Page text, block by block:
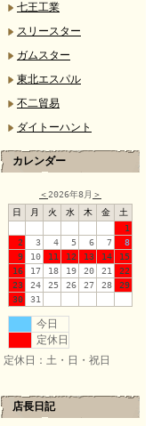
七王工業
スリースター
ガムスター
東北エスパル
不二貿易
ダイトーハント
カレンダー
＜2026年8月 ＞
日
月 火 水 木 金
土
1
2
3 4 5 6 7
8
9
10 11 12 13 14
15
16
17 18 19 20 21
22
23
24 25 26 27 28
29
30
31
今日
定休日
定休日：土・日・祝日
店長日記